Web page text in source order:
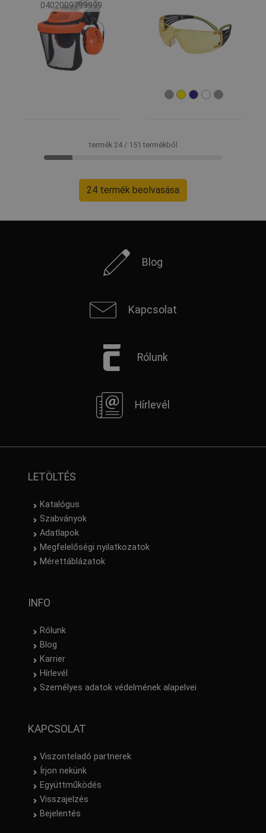
0402009799999
termék 24 / 151 termékből
24 termék beolvasása
Blog
Kapcsolat
Rólunk
Hírlevél
LETÖLTÉS
Katalógus
Szabványok
Adatlapok
Megfelelőségi nyilatkozatok
Mérettáblázatok
INFO
Rólunk
Blog
Karrier
Hírlevél
Személyes adatok védelmének alapelvei
KAPCSOLAT
Viszonteladó partnerek
Írjon nekünk
Együttműködés
Visszajelzés
Bejelentés